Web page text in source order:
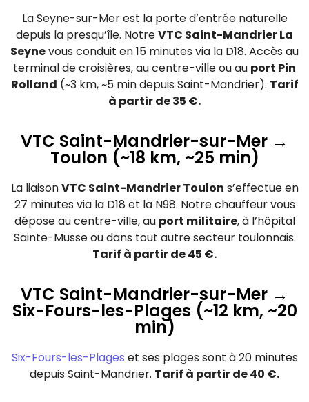
La Seyne-sur-Mer est la porte d’entrée naturelle
depuis la presqu’île. NotreVTC Saint-Mandrier La
Seynevous conduit en 15 minutes via la D18. Accès au
terminal de croisières, au centre-ville ou au port Pin
Rolland (~3 km, ~5 min depuis Saint-Mandrier). Tarif
à partir de 35 €.
VTC Saint-Mandrier-sur-Mer →
Toulon (~18 km, ~25 min)
La liaisonVTC Saint-Mandrier Toulon s’effectue en
27 minutes via la D18 et la N98. Notre chauffeur vous
dépose au centre-ville, au port militaire, à l’hôpital
Sainte-Musse ou dans tout autre secteur toulonnais.
Tarif à partir de 45 €.
VTC Saint-Mandrier-sur-Mer →
Six-Fours-les-Plages (~12 km, ~20
min)
Six-Fours-les-Plages et ses plages sont à 20 minutes
depuis Saint-Mandrier. Tarif à partir de 40 €.